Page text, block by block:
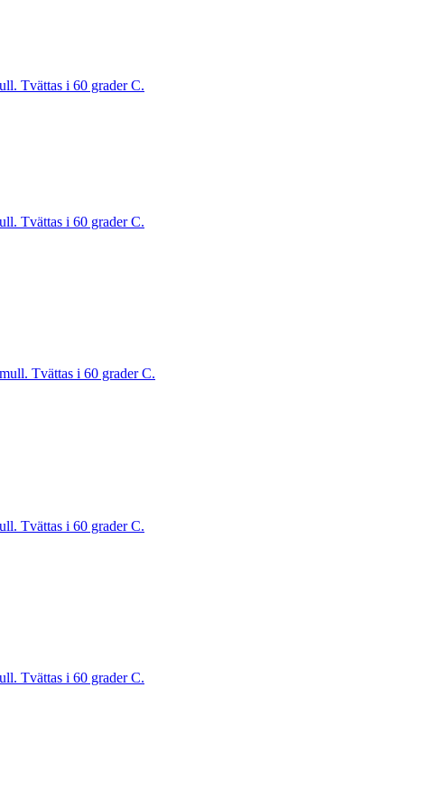
Tvättas i 60 grader C.
Tvättas i 60 grader C.
Tvättas i 60 grader C.
Tvättas i 60 grader C.
Tvättas i 60 grader C.